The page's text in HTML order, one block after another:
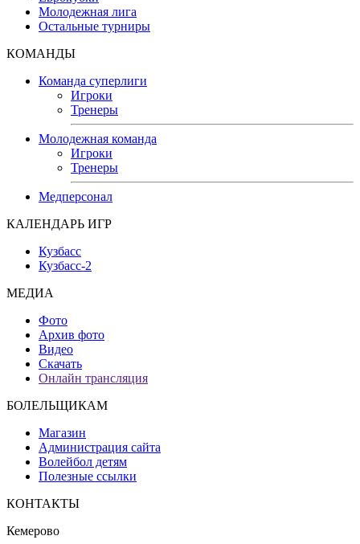
Молодежная лига
Остальные турниры
КОМАНДЫ
Команда суперлиги
Игроки
Тренеры
Молодежная команда
Игроки
Тренеры
Медперсонал
КАЛЕНДАРЬ ИГР
Кузбасс
Кузбасс-2
МЕДИА
Фото
Архив фото
Видео
Скачать
Онлайн трансляция
БОЛЕЛЬЩИКАМ
Магазин
Администрация сайта
Волейбол детям
Полезные ссылки
КОНТАКТЫ
Кемерово